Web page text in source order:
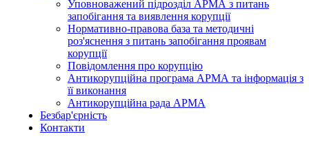
Уповноважений підрозділ АРМА з питань
запобігання та виявлення корупції
Нормативно-правова база та методичні
роз'яснення з питань запобігання проявам
корупції
Повідомлення про корупцію
Антикорупційна програма АРМА та інформація з
її виконання
Антикорупційна рада АРМА
Безбар'єрність
Контакти